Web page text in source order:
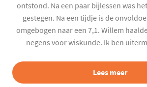
ontstond. Na een paar bijlessen was
gestegen. Na een tijdje is de
omgebogen naar een 7,1. Willem
negens voor wiskunde. Ik ben
Lees meer